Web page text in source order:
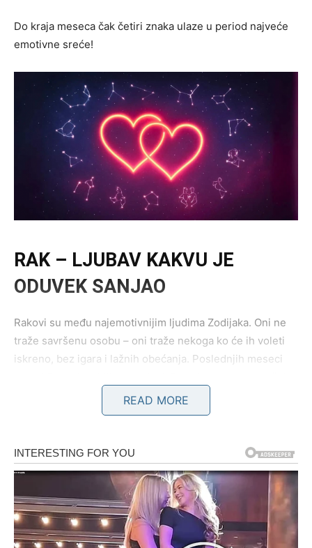
Do kraja meseca čak četiri znaka ulaze u period najveće
emotivne sreće!
RAK – LJUBAV KAKVU JE
ODUVEK SANJAO
Rakovi su među najemotivnijim ljudima Zodijaka. Oni ne
traže savršenu osobu – oni traže nekoga ko će ih voleti
iskreno, bez igara i lažnih obećanja. Poslednjih meseci
ljudima, ulagali emocije tamo gde nije bilo uzvraćeno
istom merom i često su noću razmišljali da li će ikada
vole.
Ali sudbina za njih sada sprema ogromno iznenađenje.
Do kraja meseca Rakovima dolazi osoba koja će probuditi
emocije kakve dugo nisu osetili. Biće to susret koji neće
READ MORE